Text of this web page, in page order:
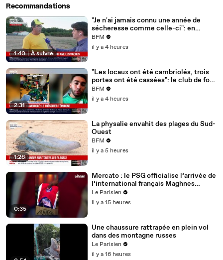
Recommandations
1:40 | À suivre
"Je n'ai jamais connu une année de
sécheresse comme celle-ci": en
Charente-Maritime, à cause de la
sécheresse, l'herbe de cette prairie
n'est plus comestible pour les vaches
BFM
il y a 4 heures
2:31
"Les locaux ont été cambriolés, trois
portes ont été cassées": le club de foot
de Champfleur victime d'un
cambriolage
BFM
il y a 4 heures
1:26
La physalie envahit des plages du Sud-
Ouest
BFM
il y a 5 heures
0:35
Mercato : le PSG officialise l’arrivée de
l’international français Maghnes
Akliouche
Le Parisien
il y a 15 heures
Une chaussure rattrapée en plein vol
dans des montagne russes
Le Parisien
il y a 16 heures